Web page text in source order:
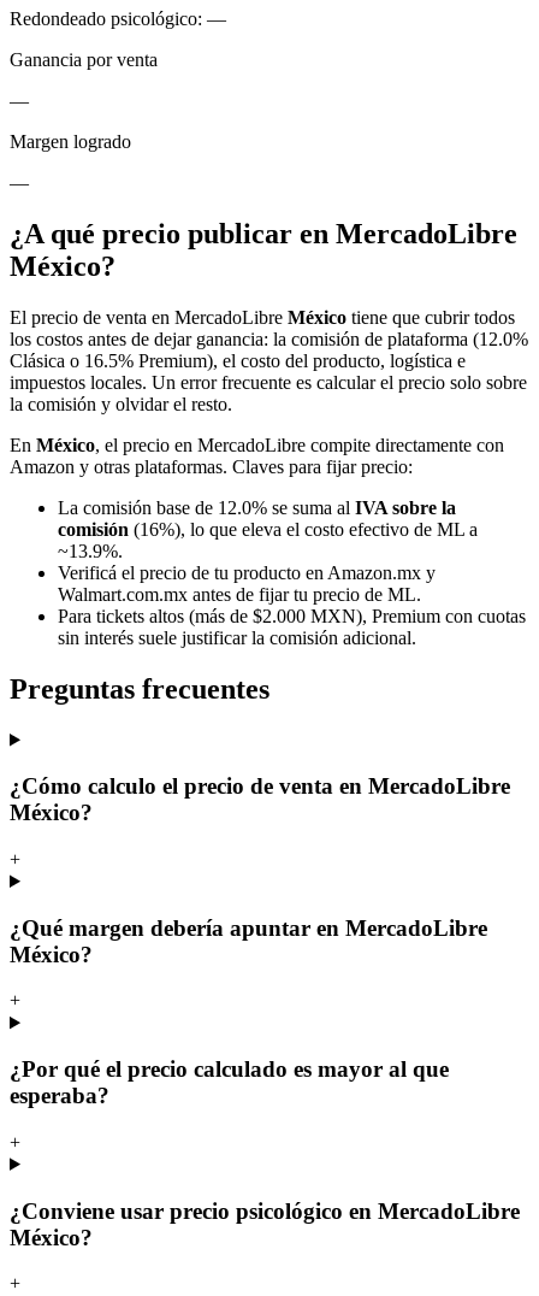
Redondeado psicológico: —
Ganancia por venta
—
Margen logrado
—
¿A qué precio publicar en MercadoLibre
México?
El precio de venta en MercadoLibre México tiene que cubrir todos
los costos antes de dejar ganancia: la comisión de plataforma (12.0%
Clásica o 16.5% Premium), el costo del producto, logística e
impuestos locales. Un error frecuente es calcular el precio solo sobre
la comisión y olvidar el resto.
En México, el precio en MercadoLibre compite directamente con
Amazon y otras plataformas. Claves para fijar precio:
La comisión base de 12.0% se suma al IVA sobre la
comisión (16%), lo que eleva el costo efectivo de ML a
~13.9%.
Verificá el precio de tu producto en Amazon.mx y
Walmart.com.mx antes de fijar tu precio de ML.
Para tickets altos (más de $2.000 MXN), Premium con cuotas
sin interés suele justificar la comisión adicional.
Preguntas frecuentes
¿Cómo calculo el precio de venta en MercadoLibre
México?
+
¿Qué margen debería apuntar en MercadoLibre
México?
+
¿Por qué el precio calculado es mayor al que
esperaba?
+
¿Conviene usar precio psicológico en MercadoLibre
México?
+